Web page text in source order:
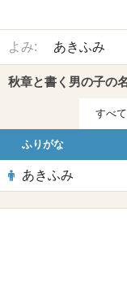
よみ: あきふみ
秋章と書く男の子の
すべて
ふりがな
あきふみ